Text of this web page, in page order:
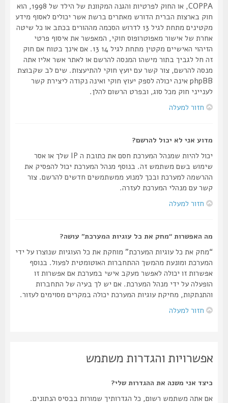
COPPA, או החוק לפרטיות והגנה המקוונת של הילד של 1998, הוא
חוק בארצות הברית הדורש מאתרים ברשת אשר יכולים לאסוף מידע
מקטינים מתחת לגיל 13 לדרוש הסכמה מההורים בכתב או כל שיטה
אחרת של אישור מאפוטרופוס חוקי, המאפשר את איסוף פרטי
הזיהוי האישיים מקטין מתחת לגיל 14 13. אם אינך בטוח אם חוק
זה חל לגביך בתור מישהו המנסה להרשם או לאתר אשר אליו אתה
מנסה להרשם, צור קשר עם יועץ חוקי להתיעצות. שים לב שקבוצת
phpBB אינה יכולה לספק יעוץ חוקי ואינה נקודה ליצירת קשר
לענייני חוק מכל סוג, ובפרט הרשום להלן.
חזור למעלה
מדוע אני לא יכול להרשם?
יכול להיות שמנהל המערכת חסם את כתובת ה IP שלך או אסר
שימוש בשם משתמש זה. בנוסף מנהל המערכת יכול להפסיק את
ההרשמה למערכת ובכך למנוע ממשתמשים חדשים להרשם. צור
קשר עם מנהלי המערכת לעזרה.
חזור למעלה
מה האפשרות “מחק את כל עוגיות המערכת” עושה?
“מחק את כל עוגיות המערכת” מוחקת את כל העוגיות שנוצרו על ידי
המערכת ומונעת מהמשך ההתחברות האוטומטית לפעול. בנוסף
אפשרות זו יכולה לאפשר מעקב אישי במערכת אם אפשרות זו
הופעלה על ידי מנהל המערכת. אם יש לך בעיה של התחברות
והתנתקות, מחיקת עוגיות המערכת יכולה במקרים מסוימים לעזור.
חזור למעלה
אפשרויות והגדרות משתמש
כיצד אני משנה את ההגדרות שלי?
אם אתה משתמש רשום, כל הגדרותיך שמורות בבסיס הנתונים.